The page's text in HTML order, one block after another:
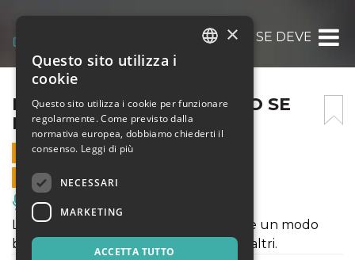
BETONEGHE SE NASSE, NO SE DEVENTA
BETONEGHE SE NASSE, NO SE
DEVENTA
2 NOVEMBRE 2025 - 17:00
VENDITE ONLINE TERMINATE
Musica, Eventi Live, Club
Lo dice già il titolo: essere Betoneghe è un modo
ben preciso di essere e di porsi con gli altri.
×
Questo sito utilizza i
cookie
Questo sito utilizza i cookie per funzionare
regolarmente. Come previsto dalla
normativa europea, dobbiamo chiederti il
consenso. Leggi di più
NECESSARI
MARKETING
ACCETTA TUTTO